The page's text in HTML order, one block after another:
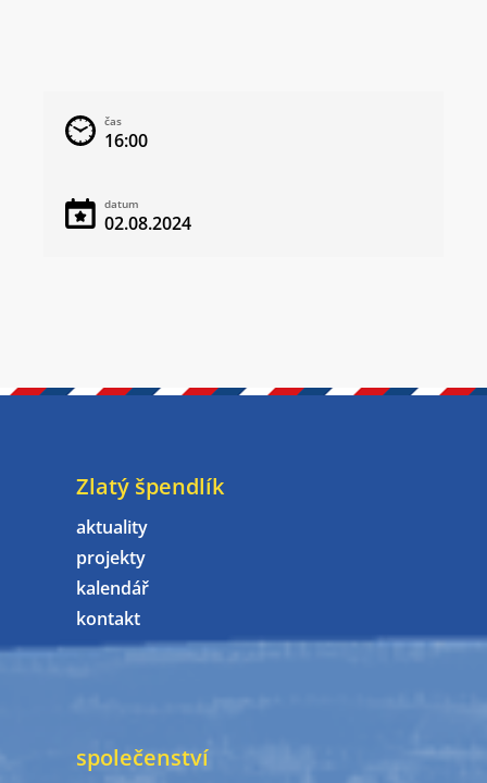
čas
16:00
datum
02.08.2024
Zlatý špendlík
aktuality
projekty
kalendář
kontakt
společenství